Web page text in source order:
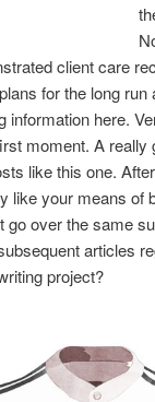
client care
for the long run
information here.
moment. A really
like this one.
like your means of
over the same
articles
project?